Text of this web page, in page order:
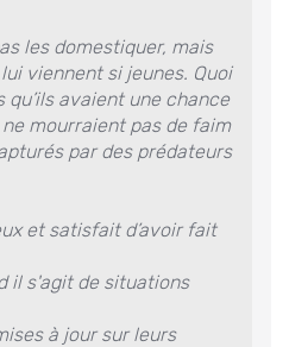
les domestiquer, mais
viennent si jeunes. Quoi
qu’ils avaient une chance
mourraient pas de faim
par des prédateurs
et satisfait d’avoir fait
il s'agit de situations
à jour sur leurs